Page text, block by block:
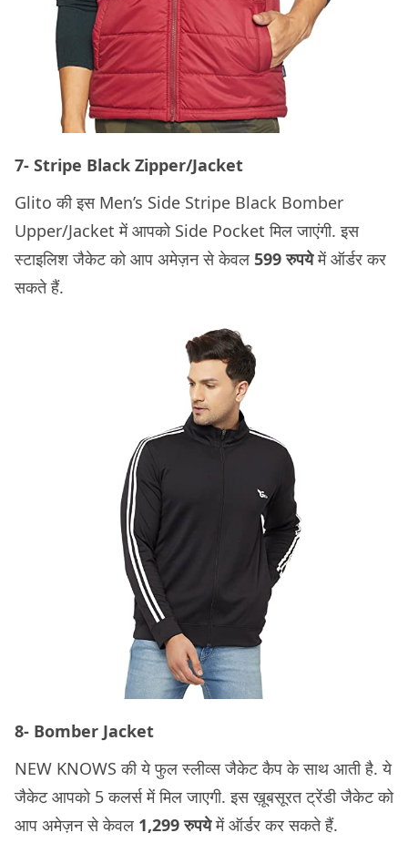
7- Stripe Black Zipper/Jacket
Glito की इस Men’s Side Stripe Black Bomber
Upper/Jacket में आपको Side Pocket मिल जाएंगी. इस
स्टाइलिश जैकेट को आप अमेज़न से केवल 599 रुपयेमें ऑर्डर कर
सकते हैं.
8- Bomber Jacket
NEW KNOWS की ये फुल स्लीव्स जैकेट कैप के साथ आती है. ये
जैकेट आपको 5 कलर्स में मिल जाएगी. इस ख़ूबसूरत ट्रेंडी जैकेट को
आप अमेज़न से केवल 1,299 रुपयेमें ऑर्डर कर सकते हैं.